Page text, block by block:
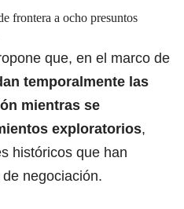
frontera a ocho presuntos
que, en el marco de
temporalmente las
mientras se
exploratorios,
históricos que han
negociación.